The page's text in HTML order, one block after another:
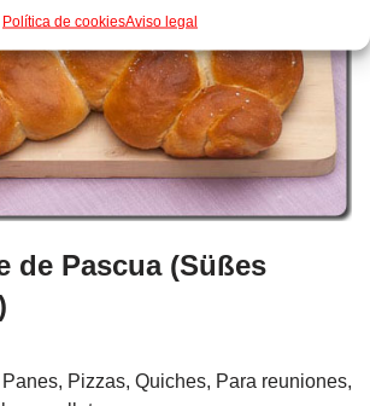
Política de cookiesAviso legal
de Pascua (Süßes
Panes, Pizzas, Quiches, Para reuniones,